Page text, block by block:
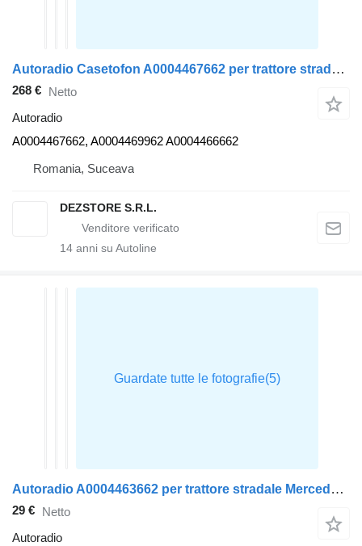
Autoradio Casetofon A0004467662 per trattore stradale Mercedes-Benz ACTROS MP4
268 € Netto
Autoradio
A0004467662, A0004469962 A0004466662
Romania, Suceava
DEZSTORE S.R.L.
14 anni su Autoline
Autoradio A0004463662 per trattore stradale Mercedes-Benz AXOR
29 € Netto
Autoradio